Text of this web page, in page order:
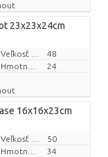
23x23x24cm
48
24
16x16x23cm
50
34